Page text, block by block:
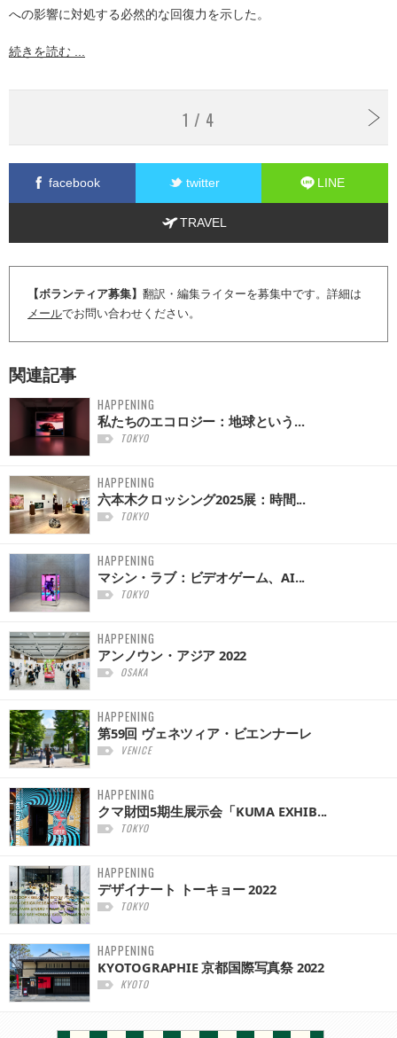
への影響に対処する必然的な回復力を示した。
続きを読む ...
1 / 4
facebook twitter LINE
TRAVEL
【ボランティア募集】 翻訳・編集ライターを募集中です。詳細は
メールでお問い合わせください。
関連記事
HAPPENING
私たちのエコロジー：地球という...
TOKYO
HAPPENING
六本木クロッシング2025展：時間...
TOKYO
HAPPENING
マシン・ラブ：ビデオゲーム、AI...
TOKYO
HAPPENING
アンノウン・アジア 2022
OSAKA
HAPPENING
第59回 ヴェネツィア・ビエンナーレ
VENICE
HAPPENING
クマ財団5期生展示会「KUMA EXHIB...
TOKYO
HAPPENING
デザイナート トーキョー 2022
TOKYO
HAPPENING
KYOTOGRAPHIE 京都国際写真祭 2022
KYOTO